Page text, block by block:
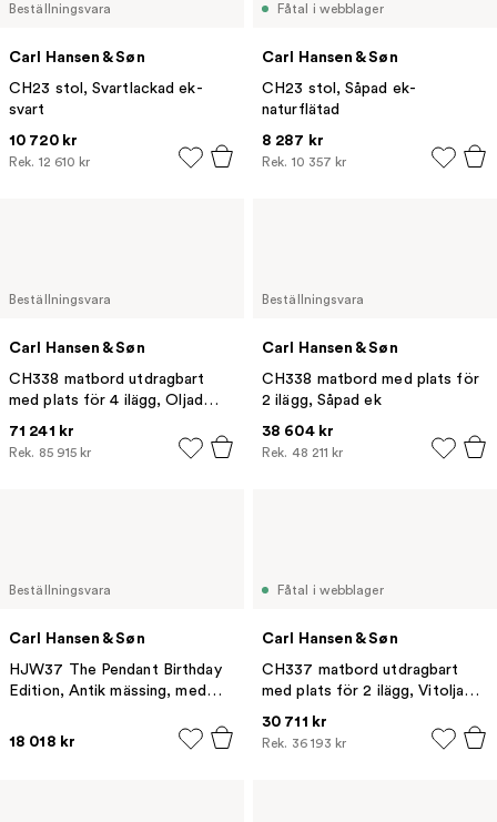
Beställningsvara
Carl Hansen & Søn
CH23 stol, Svartlackad ek-
svart
10 720 kr
Rek. 12 610 kr
Fåtal i webblager
Carl Hansen & Søn
CH23 stol, Såpad ek-
naturflätad
8 287 kr
Rek. 10 357 kr
Beställningsvara
Carl Hansen & Søn
CH338 matbord utdragbart
med plats för 4 ilägg, Oljad
71 241 kr
Rek. 85 915 kr
Beställningsvara
Carl Hansen & Søn
CH338 matbord med plats för
2 ilägg, Såpad ek
38 604 kr
Rek. 48 211 kr
Beställningsvara
Carl Hansen & Søn
HJW37 The Pendant Birthday
Edition, Antik mässing, med
18 018 kr
Fåtal i webblager
Carl Hansen & Søn
CH337 matbord utdragbart
med plats för 2 ilägg, Vitoljad
ek
30 711 kr
Rek. 36 193 kr